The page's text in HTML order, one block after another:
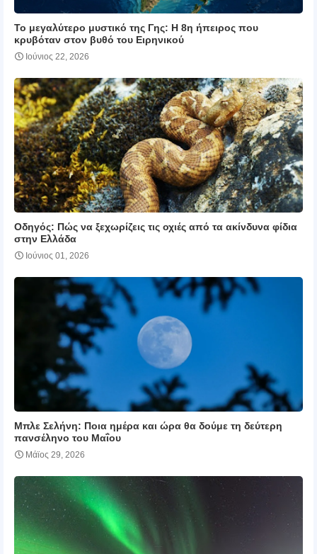
Το μεγαλύτερο μυστικό της Γης: Η 8η ήπειρος που
κρυβόταν στον βυθό του Ειρηνικού
Ιούνιος 22, 2026
Οδηγός: Πώς να ξεχωρίζεις τις οχιές από τα ακίνδυνα φίδια
στην Ελλάδα
Ιούνιος 01, 2026
Μπλε Σελήνη: Ποια ημέρα και ώρα θα δούμε τη δεύτερη
πανσέληνο του Μαΐου
Μάϊος 29, 2026